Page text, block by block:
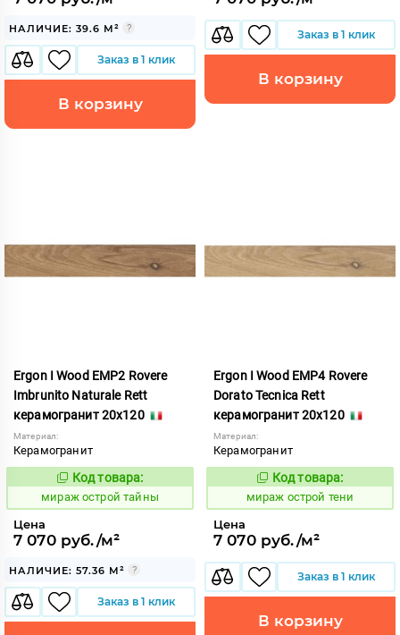
НАЛИЧИЕ: 39.6 М²
Заказ в 1 клик
В корзину
Заказ в 1 клик
В корзину
Ergon I Wood EMP2 Rovere
Imbrunito Naturale Rett
керамогранит 20x120
Материал:
Керамогранит
992976
Код товара:
мираж острой тайны
Цена
7 070 руб./м²
НАЛИЧИЕ: 57.36 М²
Заказ в 1 клик
Ergon I Wood EMP4 Rovere
Dorato Tecnica Rett
керамогранит 20x120
Материал:
Керамогранит
992978
Код товара:
мираж острой тени
Цена
7 070 руб./м²
Заказ в 1 клик
В корзину